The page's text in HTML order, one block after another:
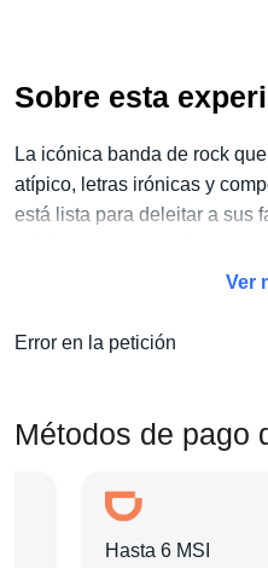
Sobre esta
La icónica banda de rock
atípico, letras irónicas y
está lista para deleitar a sus
único y aprovecha
harán de tu estancia algo
desayunos y mucho más
Elige tu categoría de boleto
más te guste y agrega las
Ver
Error en la petición
Métodos de pago
Hasta 6 MSI